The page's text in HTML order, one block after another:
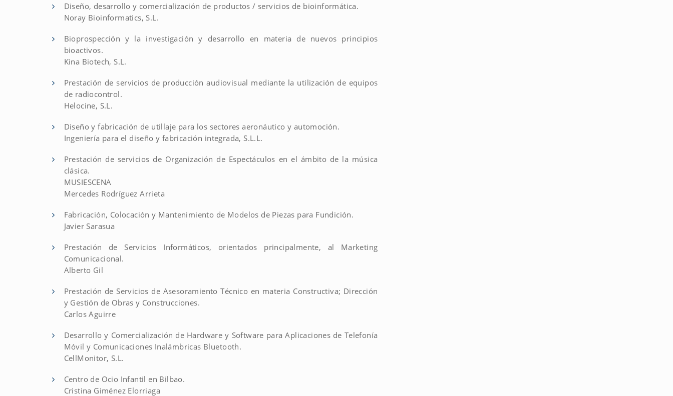
Diseño, desarrollo y comercialización de productos / servicios de bioinformática.
Noray Bioinformatics, S.L.
Bioprospección y la investigación y desarrollo en materia de nuevos principios
bioactivos.
Kina Biotech, S.L.
Prestación de servicios de producción audiovisual mediante la utilización de equipos
de radiocontrol.
Helocine, S.L.
Diseño y fabricación de utillaje para los sectores aeronáutico y automoción.
Ingeniería para el diseño y fabricación integrada, S.L.L.
Prestación de servicios de Organización de Espectáculos en el ámbito de la música
clásica.
MUSIESCENA
Mercedes Rodríguez Arrieta
Fabricación, Colocación y Mantenimiento de Modelos de Piezas para Fundición.
Javier Sarasua
Prestación de Servicios Informáticos, orientados principalmente, al Marketing
Comunicacional.
Alberto Gil
Prestación de Servicios de Asesoramiento Técnico en materia Constructiva; Dirección
y Gestión de Obras y Construcciones.
Carlos Aguirre
Desarrollo y Comercialización de Hardware y Software para Aplicaciones de Telefonía
Móvil y Comunicaciones Inalámbricas Bluetooth.
CellMonitor, S.L.
Centro de Ocio Infantil en Bilbao.
Cristina Giménez Elorriaga